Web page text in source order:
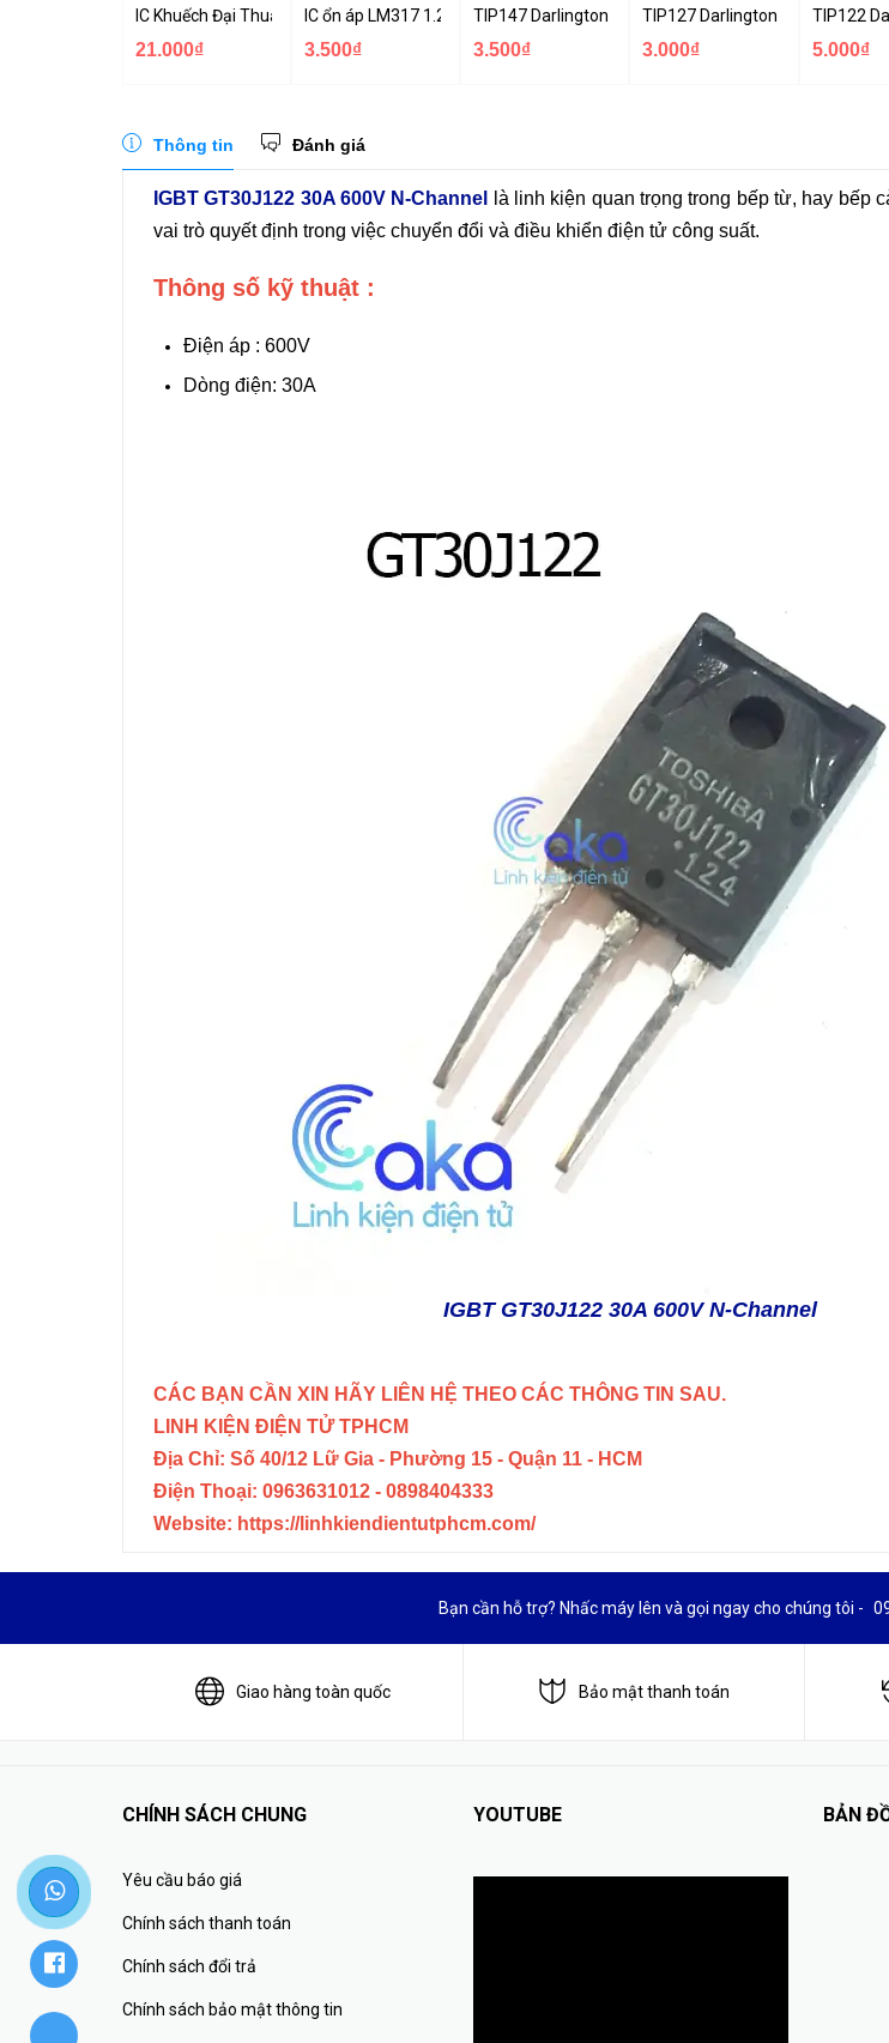
IC Khuếch Đại Thuật Toán LM318
21.000₫
IC ổn áp LM317 1.2-37V TO-220
3.500₫
TIP147 Darlington PNP Transistor 10A 100V
3.500₫
TIP127 Darlington PNP
3.000₫
TIP122
5.000₫
Thông tin Đánh giá
IGBT GT30J122 30A 600V N-Channel
là linh kiện quan trọng trong bếp từ, hay bếp
vai trò quyết định trong việc chuyển đổi và điều khiển điện tử công suất.
Thông số kỹ thuật :
Điện áp : 600V
Dòng điện: 30A
IGBT GT30J122 30A 600V N-Channel
CÁC BẠN CẦN XIN HÃY LIÊN HỆ THEO CÁC THÔNG TIN SAU.
LINH KIỆN ĐIỆN TỬ TPHCM
Địa Chỉ: Số 40/12 Lữ Gia - Phường 15 - Quận 11 - HCM
Điện Thoại: 0963631012 - 0898404333
Website: https://linhkiendientutphcm.com/
Bạn cần hỗ trợ? Nhấc máy lên và gọi ngay cho chúng tôi -
Giao hàng toàn quốc Bảo mật thanh toán
CHÍNH SÁCH CHUNG
Yêu cầu báo giá
Chính sách thanh toán
Chính sách đổi trả
Chính sách bảo mật thông tin
YOUTUBE BẢN